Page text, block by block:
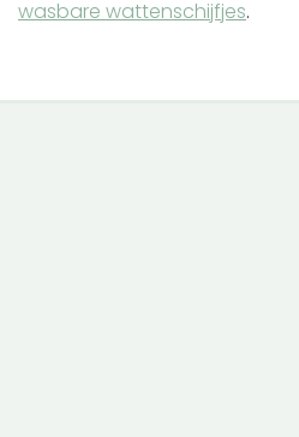
wasbare wattenschijfjes.